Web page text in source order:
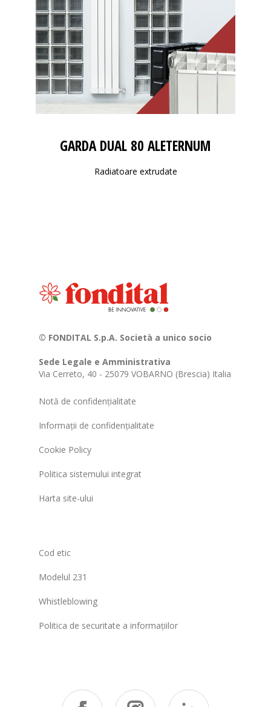
GARDA DUAL 80 ALETERNUM
Radiatoare extrudate
© FONDITAL S.p.A. Società a unico socio
Sede Legale e Amministrativa
Via Cerreto, 40 - 25079 VOBARNO (Brescia) Italia
Notă de confidențialitate
Informații de confidențialitate
Cookie Policy
Politica sistemului integrat
Harta site-ului
Cod etic
Modelul 231
Whistleblowing
Politica de securitate a informațiilor